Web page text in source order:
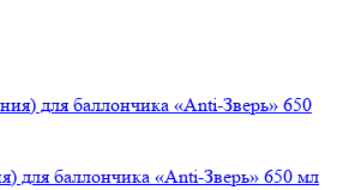
для баллончика «Anti-Зверь» 650 мл